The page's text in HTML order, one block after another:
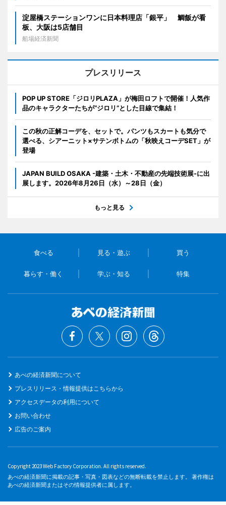
淀屋橋ステーションワンに日本料理店「銀平」 鯛飯が看
板、大阪は5店舗目
船場経済新聞
プレスリリース
POP UP STORE「ジロリPLAZA」が梅田ロフトで開催！人気作
品のキャラクターたちが“ジロリ”とした目線で集結！
この秋の正解コーデを、セットで。パンツもスカートも気分で
選べる、シアーニット×サテンボトムの「秋映えコーデSET」が
登場
JAPAN BUILD OSAKA -建築・土木・不動産の先端技術展-に出
展します。2026年8月26日（水）～28日（金）
もっと見る
食べる 見る・遊ぶ 買う
暮らす・働く 学ぶ・知る 特集
あべの経済新聞について
プレスリリース・情報提供はこちらから
アクセスデータの利用について
お問い合わせ
広告のご案内
Copyright 2023 Web Factory Corporation. All rights reserved.
あべの経済新聞に掲載の記事・写真・図表などの無断転載を禁止します。 著作権は
あべの経済新聞またはその情報提供者に属します。